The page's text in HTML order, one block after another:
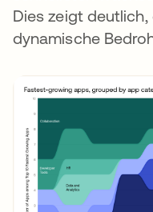
Dies zeigt
dynamische